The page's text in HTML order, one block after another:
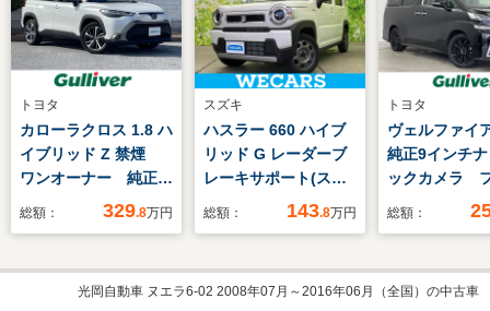
トヨタ
カローラクロス 1.8 ハ
イブリッド Z 禁煙
ワンオーナー 純正ナ
ビ バックカメラ
センサー 電動リアゲ
ート 革巻きステアリ
総額： 329.8万円
スズキ
ハスラー 660 ハイブ
リッド G レーダーブ
レーキサポート(スズ
キ)/シートヒーター 前
プ LED/EBD付ABS/横
滑り防止装置/アイド
総額： 143.8万円
トヨタ
ヴェルファイ
純正9インチ
ックカメラ
TV 両側パワ
ト ステアリ
コン 社外前
総額：
光岡自動車 ヌエラ6-02 2008年07月～2016年06月（全国）の中古車